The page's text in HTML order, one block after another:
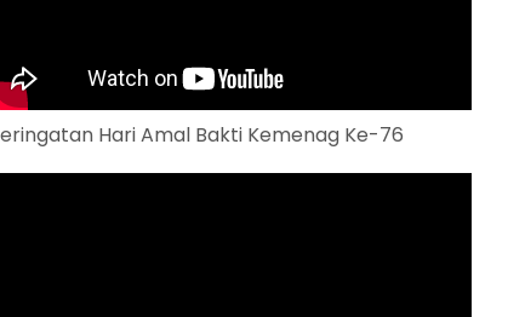
Hari Amal Bakti Kemenag Ke-76